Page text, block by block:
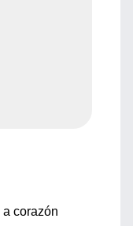
corazón